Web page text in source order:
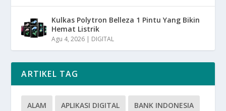
Kulkas Polytron Belleza 1 Pintu Yang Bikin
Hemat Listrik
Agu 4, 2026 | DIGITAL
ARTIKEL TAG
ALAM APLIKASI DIGITAL BANK INDONESIA